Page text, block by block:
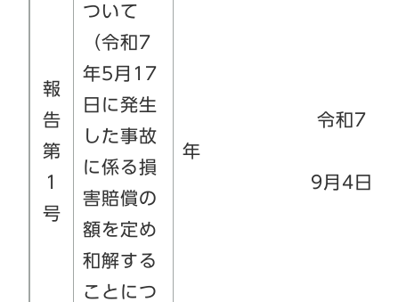
報
告
第
1
号
ついて
（令和7
年5月17
日に発生
した事故
に係る損
害賠償の
額を定め
和解する
ことにつ
令和7
9月4日